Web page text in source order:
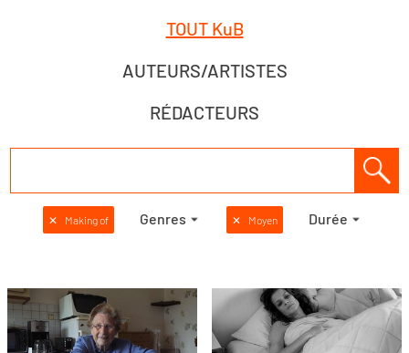
TOUT KuB
AUTEURS/ARTISTES
RÉDACTEURS
✕ Making of Genres ✕ Moyen Durée